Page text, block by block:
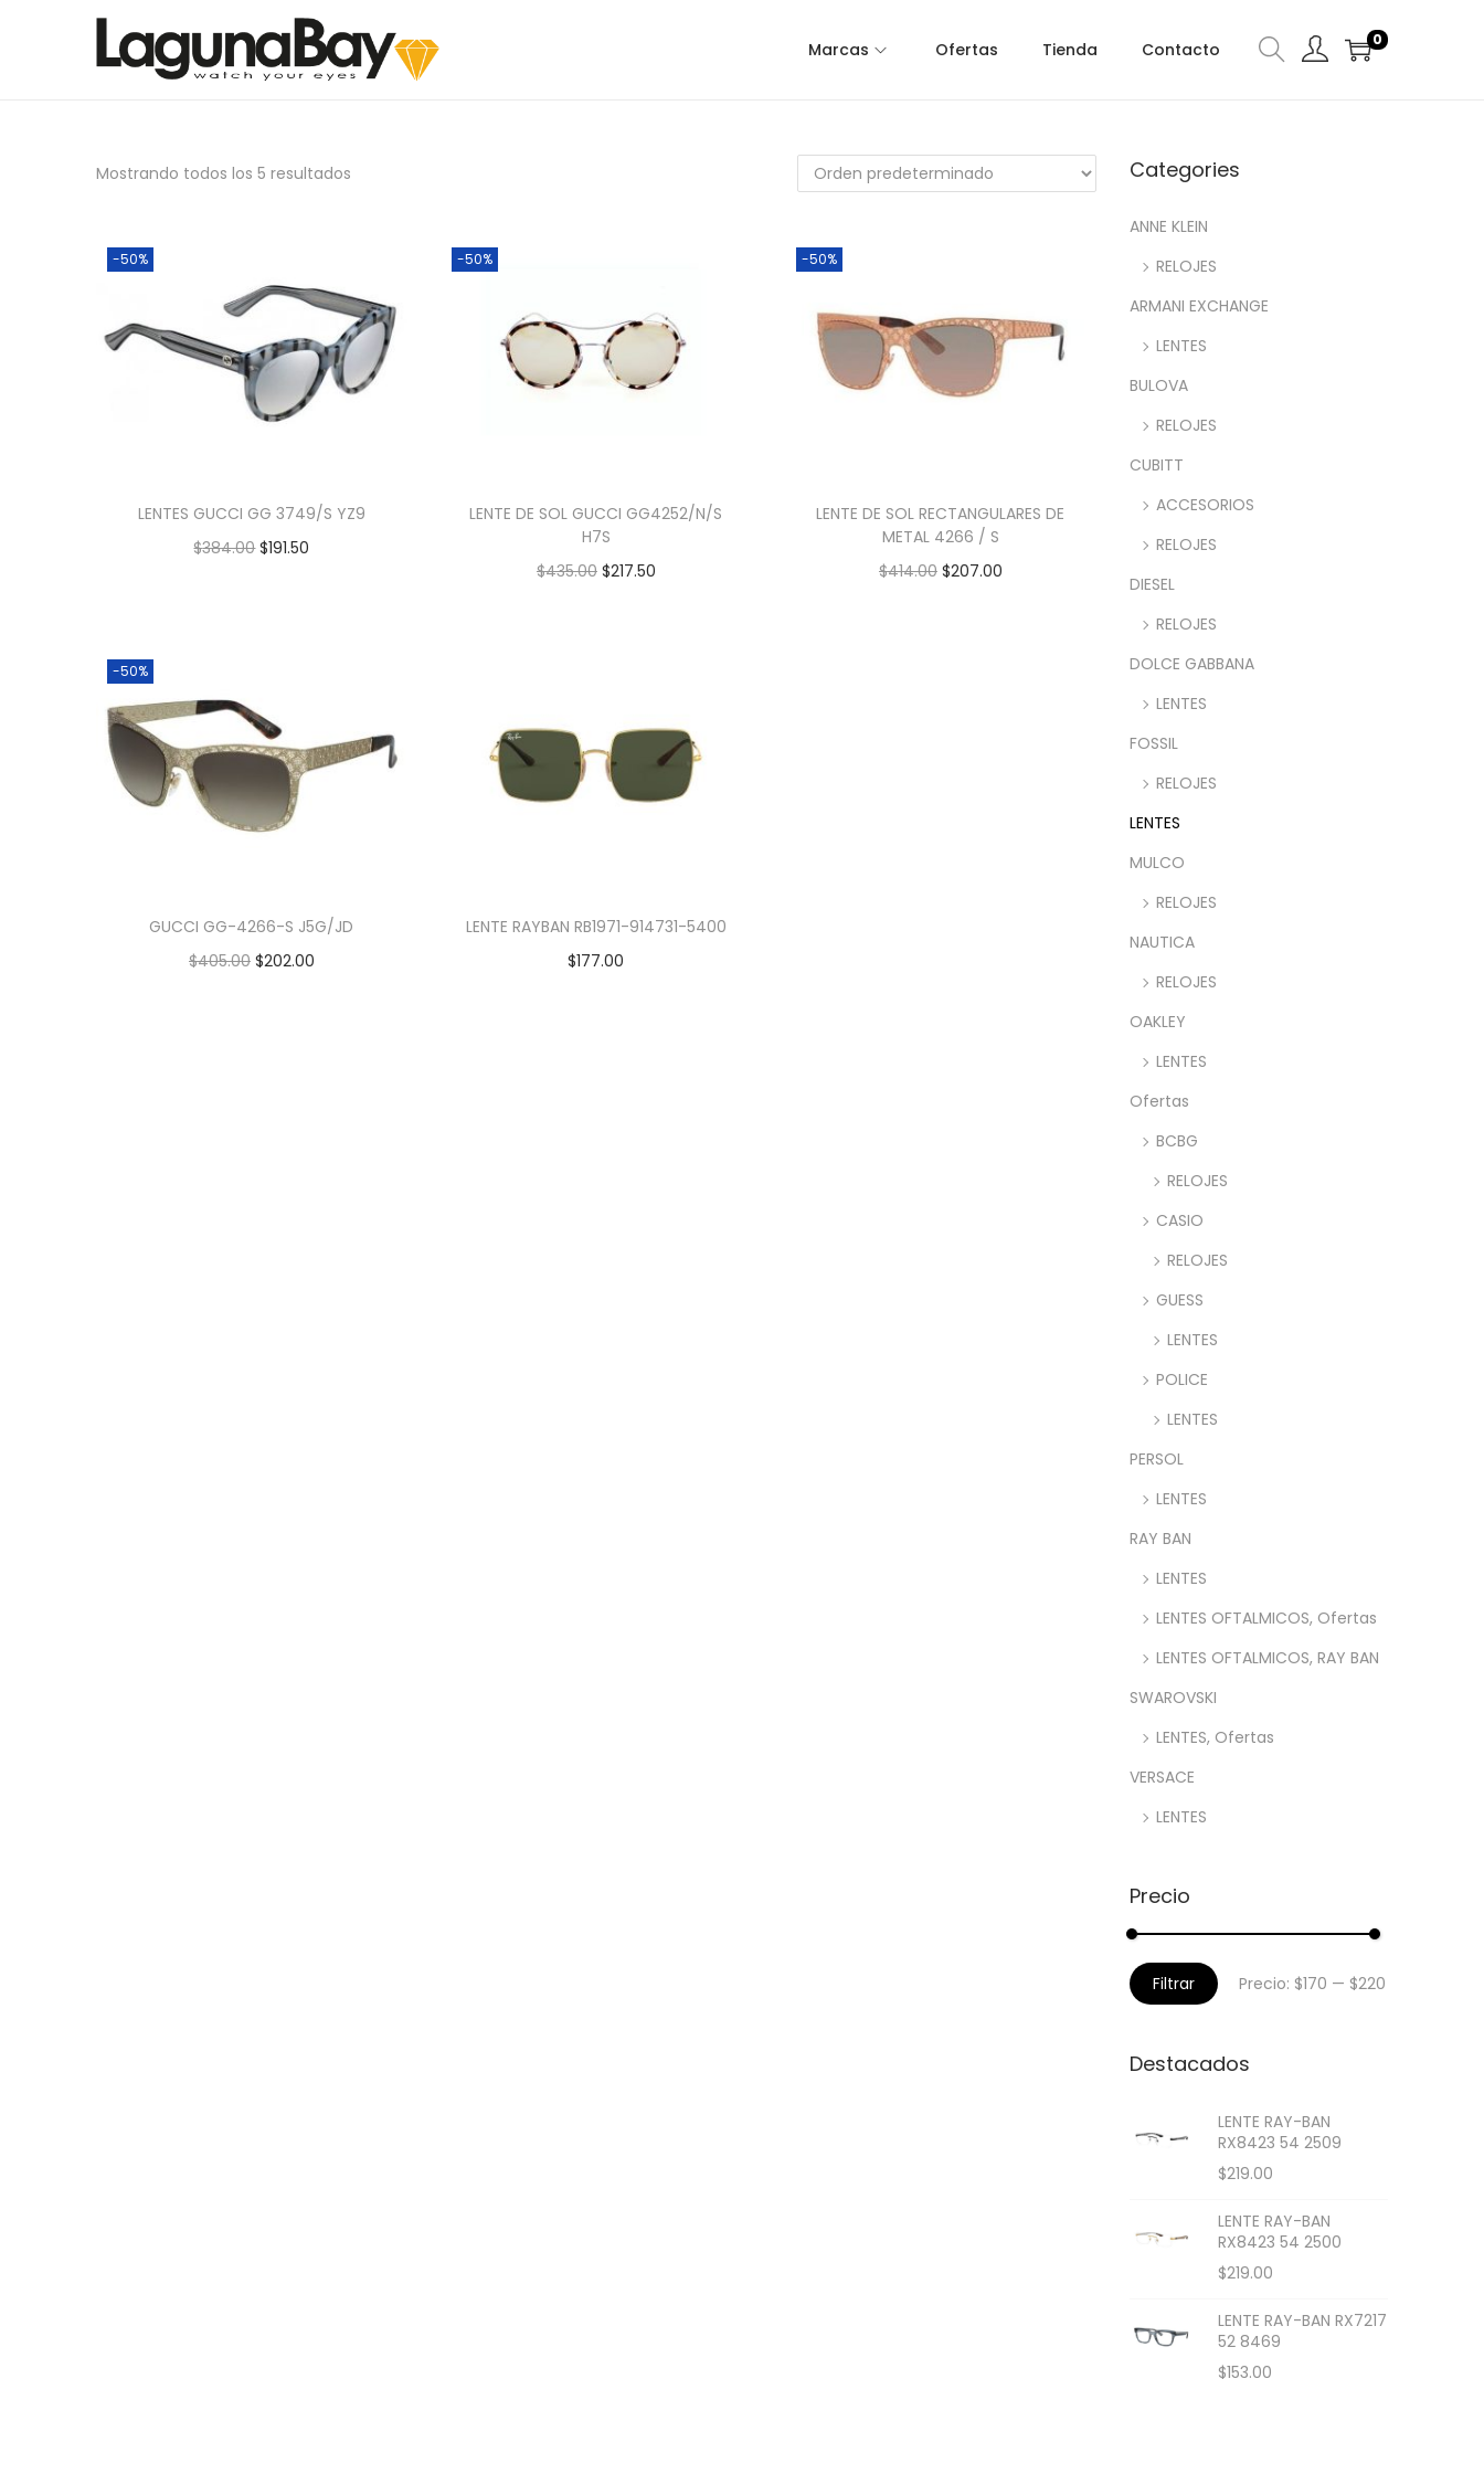
Marcas Ofertas Tienda Contacto 0
Mostrando todos los 5 resultados
-50%
LENTES GUCCI GG 3749/S YZ9
$384.00 $191.50
-50%
LENTE DE SOL GUCCI GG4252/N/S
H7S
$435.00 $217.50
-50%
LENTE DE SOL RECTANGULARES DE
METAL 4266 / S
$414.00 $207.00
-50%
GUCCI GG-4266-S J5G/JD
$405.00 $202.00
LENTE RAYBAN RB1971-914731-5400
$177.00
Categories
ANNE KLEIN
RELOJES
ARMANI EXCHANGE
LENTES
BULOVA
RELOJES
CUBITT
ACCESORIOS
RELOJES
DIESEL
RELOJES
DOLCE GABBANA
LENTES
FOSSIL
RELOJES
LENTES
MULCO
RELOJES
NAUTICA
RELOJES
OAKLEY
LENTES
Ofertas
BCBG
RELOJES
CASIO
RELOJES
GUESS
LENTES
POLICE
LENTES
PERSOL
LENTES
RAY BAN
LENTES
LENTES OFTALMICOS, Ofertas
LENTES OFTALMICOS, RAY BAN
SWAROVSKI
LENTES, Ofertas
VERSACE
LENTES
Precio
Filtrar Precio: $170 — $220
Destacados
LENTE RAY-BAN
RX8423 54 2509
$219.00
LENTE RAY-BAN
RX8423 54 2500
$219.00
LENTE RAY-BAN RX7217
52 8469
$153.00